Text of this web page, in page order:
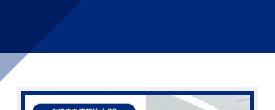
産業廃棄物収集/ 運搬
企業概要
マイページログイン